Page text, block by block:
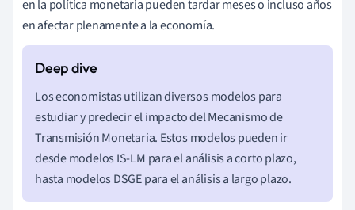
en la política monetaria pueden tardar meses o incluso años
en afectar plenamente a la economía.
Los economistas utilizan diversos modelos para
estudiar y predecir el impacto del Mecanismo de
Transmisión Monetaria. Estos modelos pueden ir
desde modelos IS-LM para el análisis a corto plazo,
hasta modelos DSGE para el análisis a largo plazo.